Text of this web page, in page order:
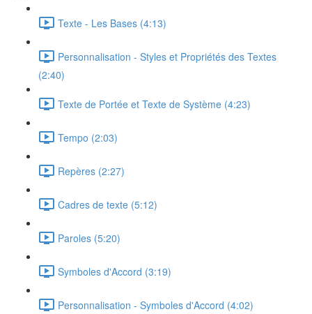
Texte - Les Bases (4:13)
Personnalisation - Styles et Propriétés des Textes
(2:40)
Texte de Portée et Texte de Système (4:23)
Tempo (2:03)
Repères (2:27)
Cadres de texte (5:12)
Paroles (5:20)
Symboles d'Accord (3:19)
Personnalisation - Symboles d'Accord (4:02)